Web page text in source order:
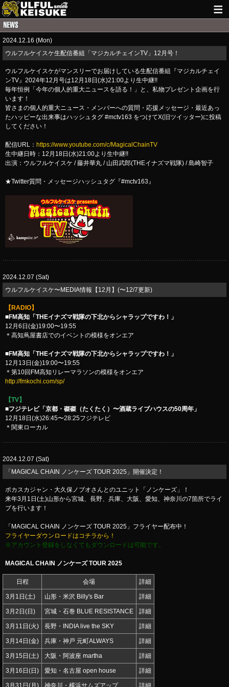
LIVE INFO
GUITAR WORKS
ITEM
2024.12.16 (Mon)
ウルフルケイスケ生配信番組「マジカルチェインTV」12月号！
ウルフルケイスケがマンスリーでお届けしている生配信番組『マジカルチェイ
ンTV』2024年12月号は12月18日(水)21:00より生中継!!
毎年恒例「今年の個人的重大ニュースを語る！」と、私物プレゼント企画を行
います！
皆さまの個人的重大ニュース・メンバーへの質問・応援メッセージ・最近あっ
たハッピーな出来事はハッシュタグ #mctv163 をつけてX(旧ツイッター)に投稿
してください！
配信URL： https://www.youtube.com/c/MagicalChainTV
生中継日時：12月18日(水)21:00より生中継!!
出演：ウルフルケイスケ / 藤井華丸 / 山田武郎(THEイナズマ戦隊) / 島崎智子
★Twitter質問・メッセージハッシュタグ『#mctv163』
2024.12.07 (Sat)
​ウルフルケイスケ〜MEDIA情報【12月】(〜12/7更新)
【RADIO】
■FM高知「THEイナズマ戦隊の下北からシャラップですわ！」
12月6日(金)19:00〜19:55
＊高知蔦屋書店でのイベントの模様をオンエア
■FM高知「THEイナズマ戦隊の下北からシャラップですわ！」
12月13日(金)19:00〜19:55
＊第10回FM高知リレーマラソンの模様をオンエア
http://fmkochi.com/sp/
【TV】
■フジテレビ「京都・磔磔（たくたく）〜酒蔵ライブハウスの50周年」
12月18日(水)26:45〜28:25フジテレビ
＊関東ローカル
2024.12.07 (Sat)
「MAGICAL CHAIN ノンケーズ TOUR 2025」開催決定！
ポカスカジャン・大久保ノブオさんとのユニット「ノンケーズ」！
来年3月1日(土)山形から宮城、長野、兵庫、大阪、愛知、神奈川の7箇所でライ
ブを行います！
「MAGICAL CHAIN ノンケーズ TOUR 2025」フライヤー配布中！
フライヤーダウンロードはコチラから！
※アカウント登録をしなくてもダウンロードは可能です。
MAGICAL CHAIN ノンケーズ TOUR 2025
日程 会場 詳細
3月1日(土) 山形・米沢 Billy's Bar 詳細
3月2日(日) 宮城・石巻 BLUE RESISTANCE 詳細
3月11日(火) 長野・INDIA live the SKY 詳細
3月14日(金) 兵庫・神戸 元町ALWAYS 詳細
3月15日(土) 大阪・阿波座 martha 詳細
3月16日(日) 愛知・名古屋 open house 詳細
3月31日(月) 神奈川・横浜サムズアップ 詳細